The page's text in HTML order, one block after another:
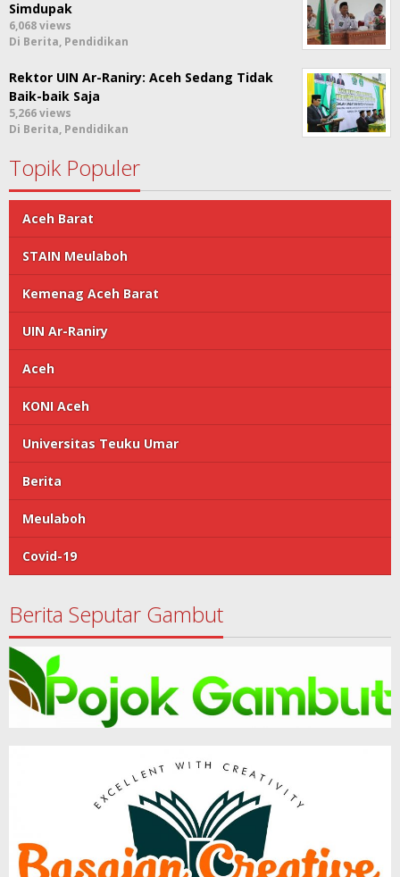
Simdupak
6,068 views
Di Berita, Pendidikan
Rektor UIN Ar-Raniry: Aceh Sedang Tidak
Baik-baik Saja
5,266 views
Di Berita, Pendidikan
Topik Populer
Aceh Barat
STAIN Meulaboh
Kemenag Aceh Barat
UIN Ar-Raniry
Aceh
KONI Aceh
Universitas Teuku Umar
Berita
Meulaboh
Covid-19
Berita Seputar Gambut